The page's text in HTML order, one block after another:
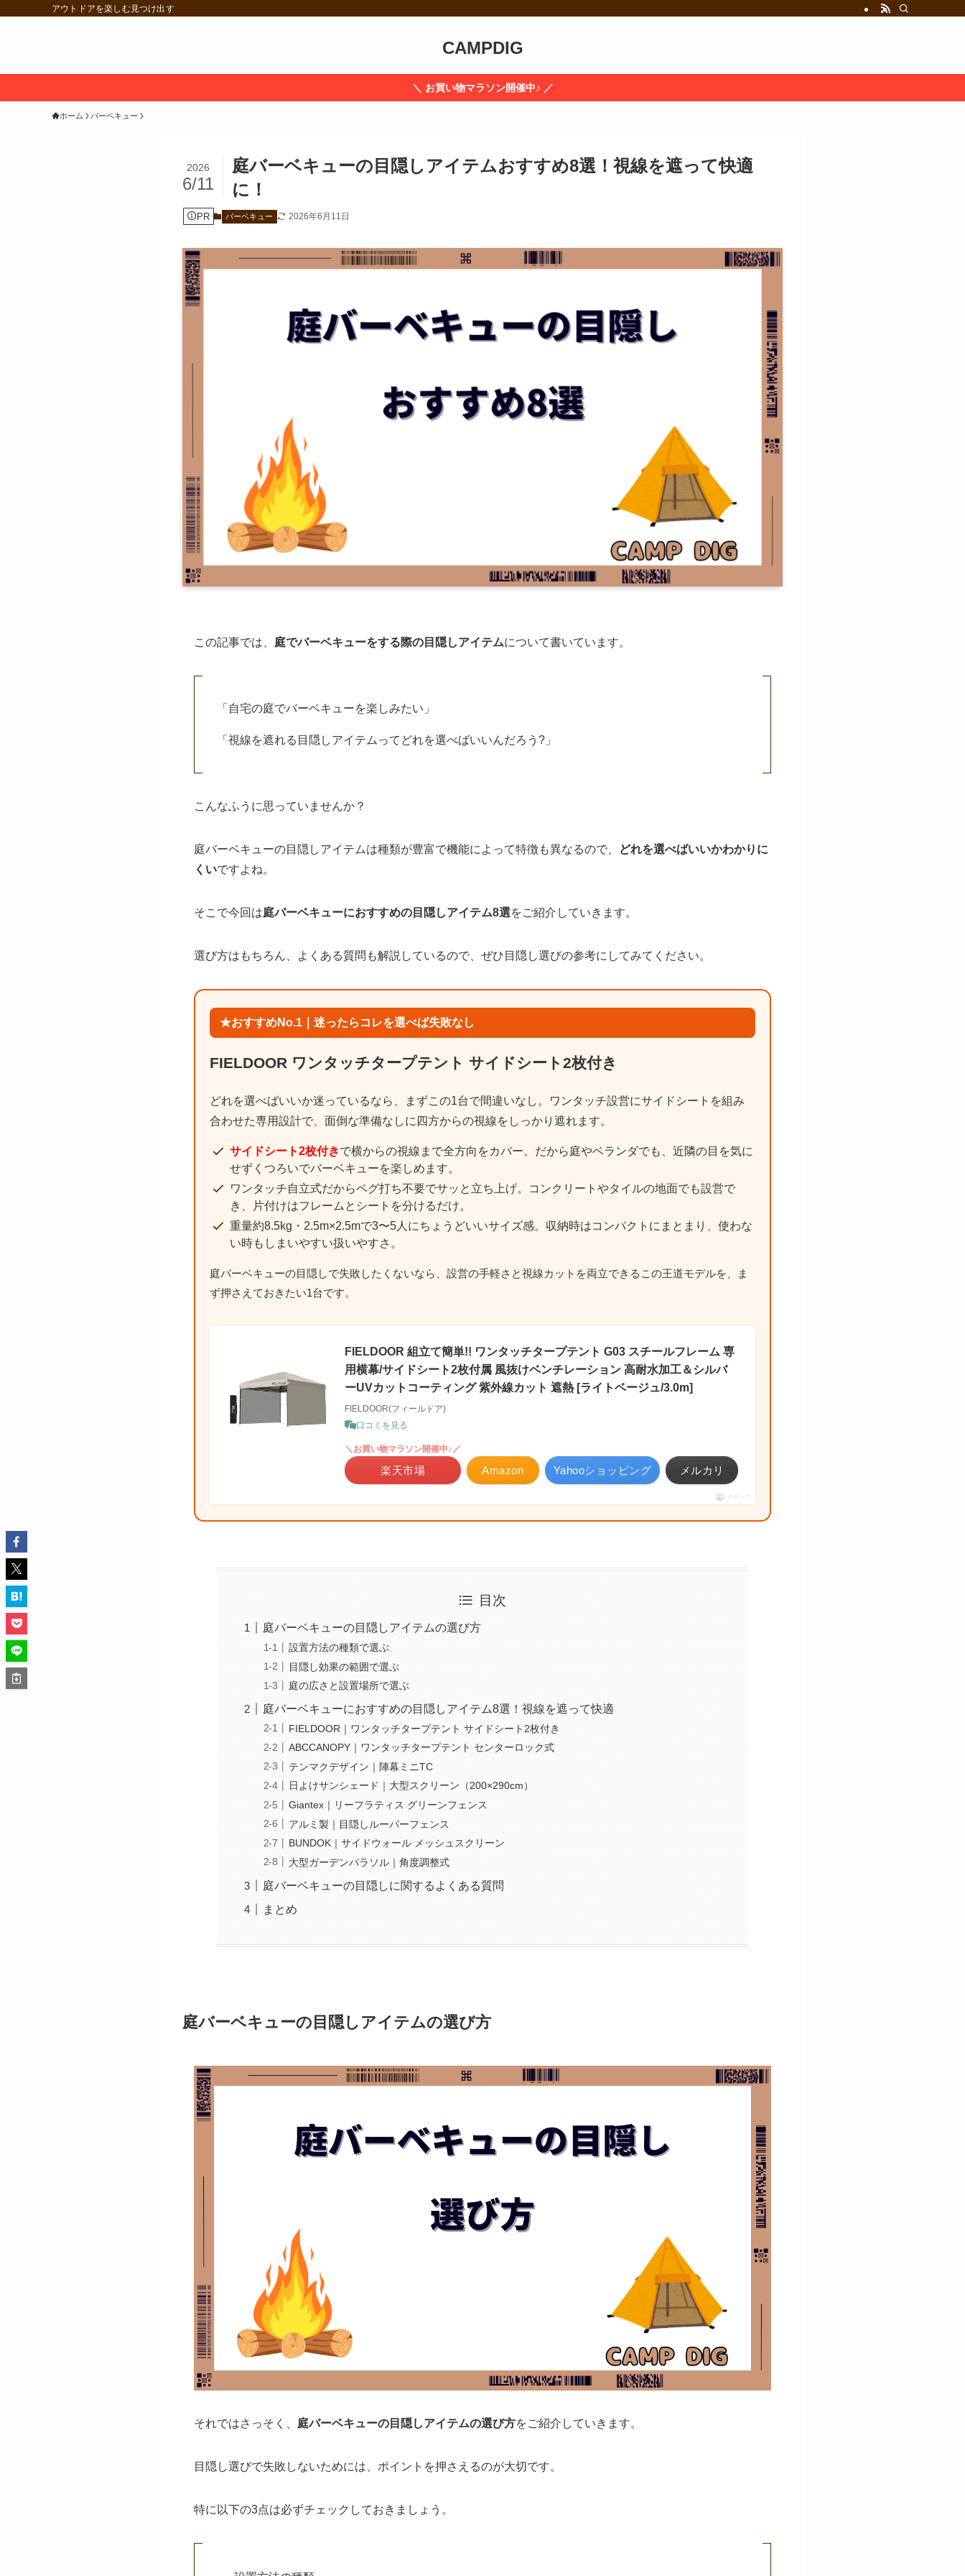
アウトドアを楽しむ見つけ出す
CAMPDIG
＼ お買い物マラソン開催中♪ ／
ホーム バーベキュー
庭バーベキューの目隠しアイテムおすすめ8選！視線を遮って快適
に！
2026
6/11
PR バーベキュー 2026年6月11日
この記事では、 庭でバーベキューをする際の目隠しアイテムについて書いています。
「自宅の庭でバーベキューを楽しみたい」
「視線を遮れる目隠しアイテムってどれを選べばいいんだろう?」
こんなふうに思っていませんか？
庭バーベキューの目隠しアイテムは種類が豊富で機能によって特徴も異なるので、
どれを選べばいいかわかりに
くいですよね。
そこで今回は庭バーベキューにおすすめの目隠しアイテム8選をご紹介していきます。
選び方はもちろん、よくある質問も解説しているので、ぜひ目隠し選びの参考にしてみてください。
★おすすめNo.1｜迷ったらコレを選べば失敗なし
FIELDOOR ワンタッチタープテント サイドシート2枚付き
どれを選べばいいか迷っているなら、まずこの1台で間違いなし。ワンタッチ設営にサイドシートを組み
合わせた専用設計で、面倒な準備なしに四方からの視線をしっかり遮れます。
サイドシート2枚付きで横からの視線まで全方向をカバー。だから庭やベランダでも、近隣の目を気に
せずくつろいでバーベキューを楽しめます。
ワンタッチ自立式だからペグ打ち不要でサッと立ち上げ。コンクリートやタイルの地面でも設営で
き、片付けはフレームとシートを分けるだけ。
重量約8.5kg・2.5m×2.5mで3〜5人にちょうどいいサイズ感。収納時はコンパクトにまとまり、使わな
い時もしまいやすい扱いやすさ。
庭バーベキューの目隠しで失敗したくないなら、設営の手軽さと視線カットを両立できるこの王道モデルを、ま
ず押さえておきたい1台です。
FIELDOOR 組立て簡単!! ワンタッチタープテント G03 スチールフレーム 専
用横幕/サイドシート2枚付属 風抜けベンチレーション 高耐水加工＆シルバ
ーUVカットコーティング 紫外線カット 遮熱 [ライトベージュ/3.0m]
FIELDOOR(フィールドア)
口コミを見る
Amazon
＼お買い物マラソン開催中♪／
楽天市場 Yahooショッピング メルカリ
ポチップ
目次
庭バーベキューの目隠しアイテムの選び方
設置方法の種類で選ぶ
目隠し効果の範囲で選ぶ
庭の広さと設置場所で選ぶ
庭バーベキューにおすすめの目隠しアイテム8選！視線を遮って快適
FIELDOOR｜ワンタッチタープテント サイドシート2枚付き
ABCCANOPY｜ワンタッチタープテント センターロック式
テンマクデザイン｜陣幕ミニTC
日よけサンシェード｜大型スクリーン（200×290cm）
Giantex｜リーフラティス グリーンフェンス
アルミ製｜目隠しルーバーフェンス
BUNDOK｜サイドウォール メッシュスクリーン
大型ガーデンパラソル｜角度調整式
庭バーベキューの目隠しに関するよくある質問
まとめ
庭バーベキューの目隠しアイテムの選び方
それではさっそく、 庭バーベキューの目隠しアイテムの選び方をご紹介していきます。
目隠し選びで失敗しないためには、ポイントを押さえるのが大切です。
特に以下の3点は必ずチェックしておきましょう。